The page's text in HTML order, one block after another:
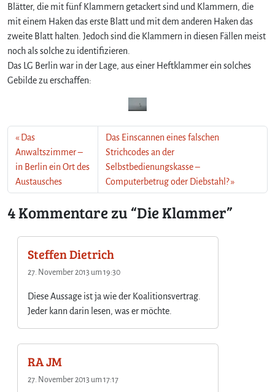
m
e
r
Blätter, die mit fünf Klammern getackert sind und Klammern, die
mit einem Haken das erste Blatt und mit dem anderen Haken das
zweite Blatt halten. Jedoch sind die Klammern in diesen Fällen meist
noch als solche zu identifizieren.
Das LG Berlin war in der Lage, aus einer Heftklammer ein solches
Gebilde zu erschaffen:
Das
Anwaltszimmer –
in Berlin ein Ort des
Austausches
Das Einscannen eines falschen
Strichcodes an der
Selbstbedienungskasse –
Computerbetrug oder Diebstahl?
4 Kommentare zu “Die Klammer”
Steffen Dietrich
27. November 2013 um 19:30
Diese Aussage ist ja wie der Koalitionsvertrag.
Jeder kann darin lesen, was er möchte.
RA JM
27. November 2013 um 17:17